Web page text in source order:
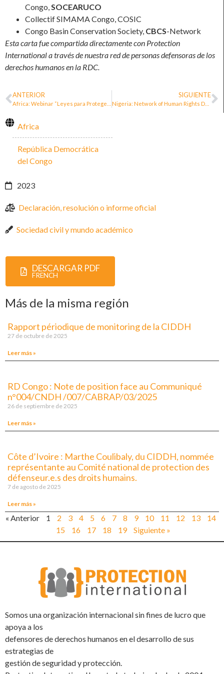
Congo, SOCEARUCO
Collectif SIMAMA Congo, COSIC
Congo Basin Conservation Society, CBCS-Network
Esta carta fue compartida directamente con Protection
International a través de nuestra red de personas defensoras de los
derechos humanos en la RDC.
ANTERIOR SIGUIENTE
Africa
República Democrática
del Congo
2023
Declaración, resolución o informe oficial
Sociedad civil y mundo académico
DESCARGAR PDF
FRENCH
Más de la misma región
Rapport périodique de monitoring de la CIDDH
27 de octubre de 2025
Leer más »
RD Congo : Note de position face au Communiqué
n°004/CNDH /007/CABRAP/03/2025
26 de septiembre de 2025
Leer más »
Côte d’Ivoire : Marthe Coulibaly, du CIDDH, nommée
représentante au Comité national de protection des
défenseur.e.s des droits humains.
7 de agosto de 2025
Leer más »
« Anterior 1 2 3 4 5 6 7 8 9 10 11 12 13
14
15
16 17 18 19 Siguiente »
Somos una organización internacional sin fines de lucro que
apoya a los
defensores de derechos humanos en el desarrollo de sus
estrategias de
gestión de seguridad y protección.